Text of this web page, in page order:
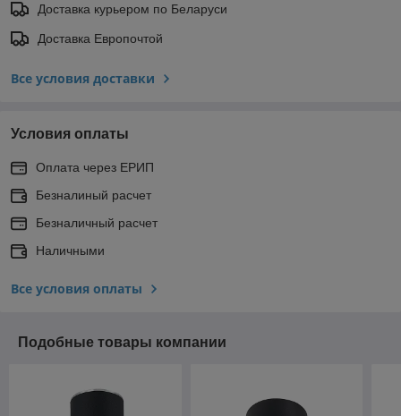
Доставка курьером по Беларуси
Доставка Европочтой
Все условия доставки
Условия оплаты
Оплата через ЕРИП
Безналиный расчет
Безналичный расчет
Наличными
Все условия оплаты
Подобные товары компании